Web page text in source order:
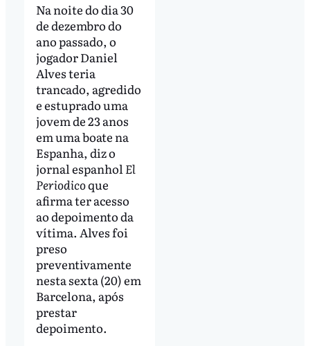
Na noite do dia 30
de dezembro do
ano passado, o
jogador Daniel
Alves teria
trancado, agredido
e estuprado uma
jovem de 23 anos
em uma boate na
Espanha, diz o
jornal espanholEl
Periodicoque
afirma ter acesso
ao depoimento da
vítima. Alves foi
preso
preventivamente
nesta sexta (20) em
Barcelona, após
prestar
depoimento.